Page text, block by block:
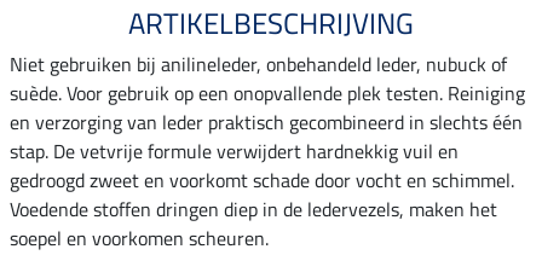
ARTIKELBESCHRIJVING
Niet gebruiken bij anilineleder, onbehandeld leder, nubuck of
suède. Voor gebruik op een onopvallende plek testen. Reiniging
en verzorging van leder praktisch gecombineerd in slechts één
stap. De vetvrije formule verwijdert hardnekkig vuil en
gedroogd zweet en voorkomt schade door vocht en schimmel.
Voedende stoffen dringen diep in de ledervezels, maken het
soepel en voorkomen scheuren.